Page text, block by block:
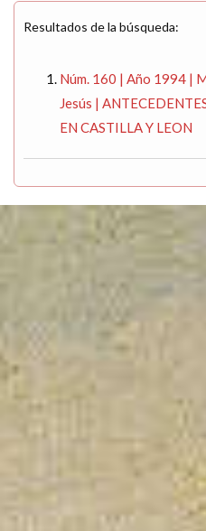
Resultados de la búsqueda:
Núm. 160 | Año 1994 |
Jesús |
EN CASTILLA Y LEON